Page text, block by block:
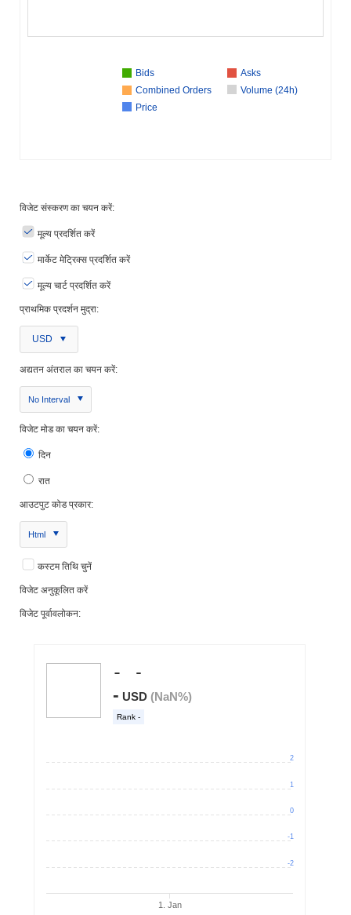
Bids
Asks
Combined Orders
Volume (24h)
Price
विजेट संस्करण का चयन करें:
मूल्य प्रदर्शित करें
मार्केट मेट्रिक्स प्रदर्शित करें
मूल्य चार्ट प्रदर्शित करें
प्राथमिक प्रदर्शन मुद्रा:
USD
अद्यतन अंतराल का चयन करें:
No Interval
विजेट मोड का चयन करें:
दिन
रात
आउटपुट कोड प्रकार:
Html
कस्टम तिथि चुनें
विजेट अनुकूलित करें
विजेट पूर्वावलोकन: